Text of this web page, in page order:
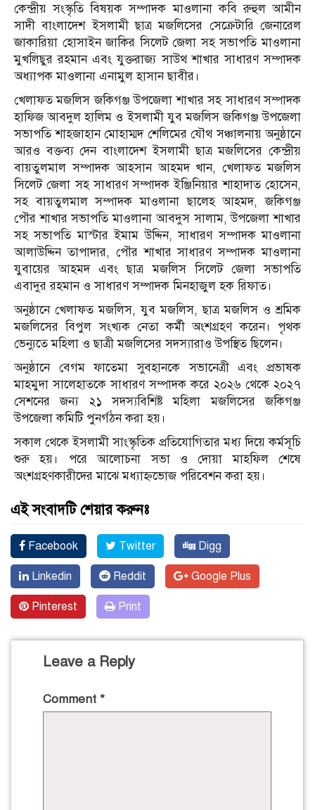
কেন্দ্রীয় সংস্কৃতি বিষয়ক সম্পাদক মাওলানা কবি রুহুল আমীন
সাদী বাংলাদেশ ইসলামী ছাত্র মজলিসের সেক্রেটারি জেনারেল
জাকারিয়া হোসাইন জাকির সিলেট জেলা সহ সভাপতি মাওলানা
মুখলিছুর রহমান এবং যুক্তরাজ্য সাউথ শাখার সাধারণ সম্পাদক
অধ্যাপক মাওলানা এনামুল হাসান ছাবীর।
খেলাফত মজলিস জকিগঞ্জ উপজেলা শাখার সহ সাধারণ সম্পাদক
হাফিজ আবদুল হালিম ও ইসলামী যুব মজলিস জকিগঞ্জ উপজেলা
সভাপতি শাহজাহান মোহাম্মদ শেলিমের যৌথ সঞ্চালনায় অনুষ্ঠানে
আরও বক্তব্য দেন বাংলাদেশ ইসলামী ছাত্র মজলিসের কেন্দ্রীয়
বায়তুলমাল সম্পাদক আহসান আহমদ খান, খেলাফত মজলিস
সিলেট জেলা সহ সাধারণ সম্পাদক ইঞ্জিনিয়ার শাহাদাত হোসেন,
সহ বায়তুলমাল সম্পাদক মাওলানা ছালেহ আহমদ, জকিগঞ্জ
পৌর শাখার সভাপতি মাওলানা আবদুস সালাম, উপজেলা শাখার
সহ সভাপতি মাস্টার ইমাম উদ্দিন, সাধারণ সম্পাদক মাওলানা
আলাউদ্দিন তাপাদার, পৌর শাখার সাধারণ সম্পাদক মাওলানা
যুবায়ের আহমদ এবং ছাত্র মজলিস সিলেট জেলা সভাপতি
এবাদুর রহমান ও সাধারণ সম্পাদক মিনহাজুল হক রিফাত।
অনুষ্ঠানে খেলাফত মজলিস, যুব মজলিস, ছাত্র মজলিস ও শ্রমিক
মজলিসের বিপুল সংখ্যক নেতা কর্মী অংশগ্রহণ করেন। পৃথক
ভেন্যুতে মহিলা ও ছাত্রী মজলিসের সদস্যারাও উপস্থিত ছিলেন।
অনুষ্ঠানে বেগম ফাতেমা সুবহানকে সভানেত্রী এবং প্রভাষক
মাহমুদা সালেহাতকে সাধারণ সম্পাদক করে ২০২৬ থেকে ২০২৭
সেশনের জন্য ২১ সদস্যবিশিষ্ট মহিলা মজলিসের জকিগঞ্জ
উপজেলা কমিটি পুনর্গঠন করা হয়।
সকাল থেকে ইসলামী সাংস্কৃতিক প্রতিযোগিতার মধ্য দিয়ে কর্মসূচি
শুরু হয়। পরে আলোচনা সভা ও দোয়া মাহফিল শেষে
অংশগ্রহণকারীদের মাঝে মধ্যাহ্নভোজ পরিবেশন করা হয়।
এই সংবাদটি শেয়ার করুনঃ
Facebook Twitter Digg
Linkedin Reddit Google Plus
Pinterest Print
Leave a Reply
Comment *